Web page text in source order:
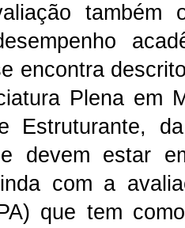
encontra
Plena em
Estruturante,
devem estar
com a
que tem